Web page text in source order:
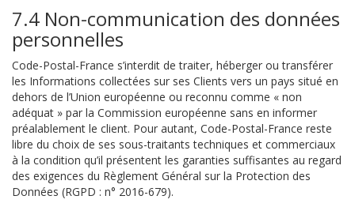
7.4 Non-communication des données
personnelles
Code-Postal-France s’interdit de traiter, héberger ou transférer
les Informations collectées sur ses Clients vers un pays situé en
dehors de l’Union européenne ou reconnu comme « non
adéquat » par la Commission européenne sans en informer
préalablement le client. Pour autant, Code-Postal-France reste
libre du choix de ses sous-traitants techniques et commerciaux
à la condition qu’il présentent les garanties suffisantes au regard
des exigences du Règlement Général sur la Protection des
Données (RGPD : n° 2016-679).